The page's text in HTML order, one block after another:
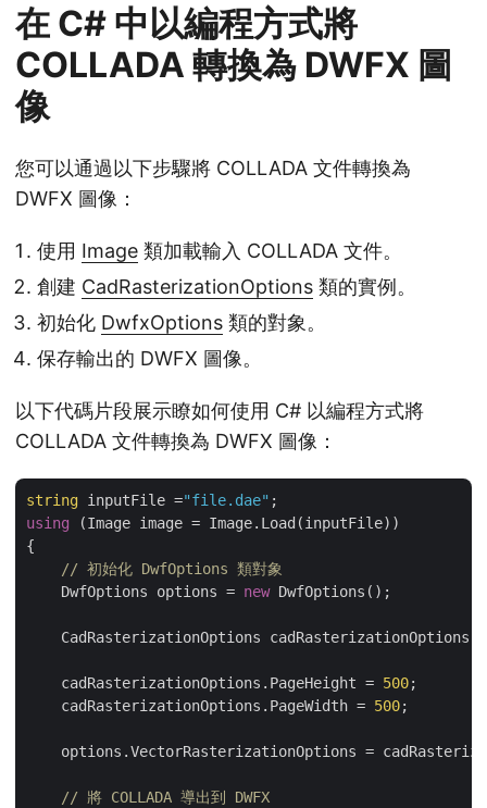
在 C# 中以編程方式將
COLLADA 轉換為 DWFX 圖
像
您可以通過以下步驟將 COLLADA 文件轉換為
DWFX 圖像：
使用 Image 類加載輸入 COLLADA 文件。
創建 CadRasterizationOptions 類的實例。
初始化 DwfxOptions 類的對象。
保存輸出的 DWFX 圖像。
以下代碼片段展示瞭如何使用 C# 以編程方式將
COLLADA 文件轉換為 DWFX 圖像：
string inputFile ="file.dae"
using (Image image = Image.Load(inputFile))
{
// 初始化 DwfOptions 類對象
    DwfOptions options =
new DwfOptions();
CadRasterizationOptions cadRasterizationOptions
    cadRasterizationOptions.PageHeight =
500;
    cadRasterizationOptions.PageWidth =
500;
options.VectorRasterizationOptions =
// 將 COLLADA 導出到 DWFX